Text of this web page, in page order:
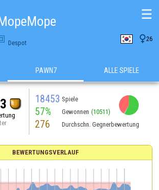
Despot 26
☰
PAWN7 ALLE SPIELE
18453 Spiele
57% Gewonnen (10511)
276 Durchschn. Gegnerbewertung
BEWERTUNGSVERLAUF